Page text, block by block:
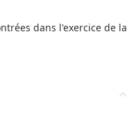
dans l'exercice de la